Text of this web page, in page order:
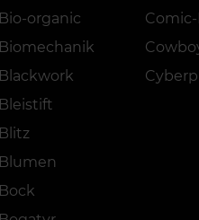
Bio-organic
Biomechanik
Blackwork
Bleistift
Blitz
Blumen
Bock